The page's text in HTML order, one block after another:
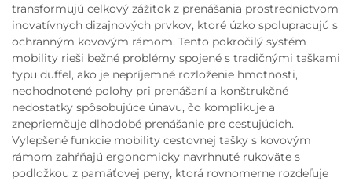
transformujú celkový zážitok z prenášania prostredníctvom
inovatívnych dizajnových prvkov, ktoré úzko spolupracujú s
ochranným kovovým rámom. Tento pokročilý systém
mobility rieši bežné problémy spojené s tradičnými taškami
typu duffel, ako je nepríjemné rozloženie hmotnosti,
neohodnotené polohy pri prenášaní a konštrukčné
nedostatky spôsobujúce únavu, čo komplikuje a
znepriemčuje dlhodobé prenášanie pre cestujúcich.
Vylepšené funkcie mobility cestovnej tašky s kovovým
rámom zahŕňajú ergonomicky navrhnuté rukoväte s
podložkou z pamäťovej peny, ktorá rovnomerne rozdeľuje